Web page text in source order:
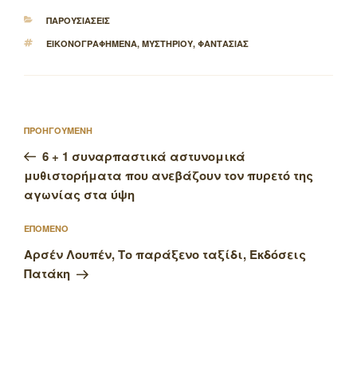
ΚΑΤΗΓΟΡΙΕΣ
ΠΑΡΟΥΣΙΑΣΕΙΣ
ΕΤΙΚΕΤΕΣ
ΕΙΚΟΝΟΓΡΑΦΗΜΕΝΑ, ΜΥΣΤΗΡΙΟΥ, ΦΑΝΤΑΣΙΑΣ
άρθρων
Προηγούμενο
άρθρο
ΠΡΟΗΓΟΥΜΕΝΗ
6 + 1 συναρπαστικά αστυνομικά
μυθιστορήματα που ανεβάζουν τον πυρετό της
αγωνίας στα ύψη
Επόμενο
άρθρο
ΕΠΟΜΕΝΟ
Αρσέν Λουπέν, Το παράξενο ταξίδι, Εκδόσεις
Πατάκη